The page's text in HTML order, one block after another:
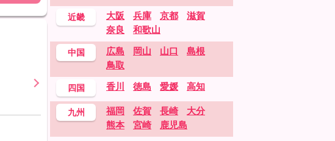
近畿 大阪 兵庫 京都
滋賀
奈良
和歌山
中国 広島 岡山 山口
島根
鳥取
四国 香川 徳島 愛媛 高知
九州 福岡 佐賀 長崎
大分
熊本
宮崎 鹿児島